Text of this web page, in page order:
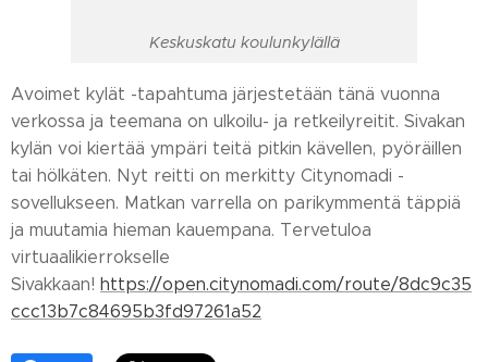
Keskuskatu koulunkylällä
Avoimet kylät -tapahtuma järjestetään tänä vuonna
verkossa ja teemana on ulkoilu- ja retkeilyreitit. Sivakan
kylän voi kiertää ympäri teitä pitkin kävellen, pyöräillen
tai hölkäten. Nyt reitti on merkitty Citynomadi -
sovellukseen. Matkan varrella on parikymmentä täppiä
ja muutamia hieman kauempana. Tervetuloa
virtuaalikierrokselle
Sivakkaan! https://open.citynomadi.com/route/8dc9c35
ccc13b7c84695b3fd97261a52